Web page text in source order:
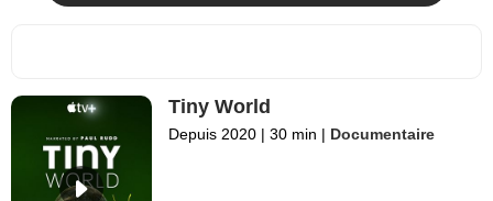
Tiny World
Depuis 2020 | 30 min | Documentaire